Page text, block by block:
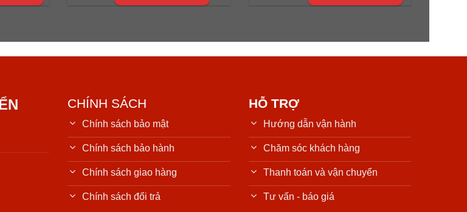
CHÍNH SÁCH
Chính sách bảo mật
Chính sách bảo hành
Chính sách giao hàng
Chính sách đổi trả
HỖ TRỢ
Hướng dẫn vận hành
Chăm sóc khách hàng
Thanh toán và vận chuyển
Tư vấn - báo giá